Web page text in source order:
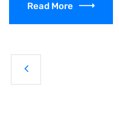
Read More